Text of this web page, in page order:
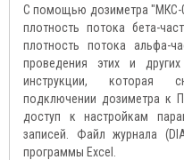
С помощью дозиметра "МКС-
плотность потока бета-
плотность потока альфа-
проведения этих и
инструкции, которая
подключении дозиметра к
доступ к настройкам
записей. Файл журнала
программы Excel.